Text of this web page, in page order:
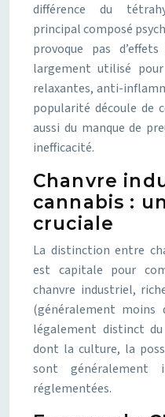
différence du
principal composé
provoque pas
largement utilisé
relaxantes, anti-
popularité découle de
aussi du manque de
inefficacité.
Chanvre
cannabis :
cruciale
La distinction entre
est capitale pour
chanvre industriel,
(généralement moins
légalement distinct
dont la culture, la
sont généralement
réglementées.